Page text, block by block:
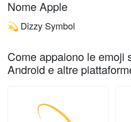
Nome Apple
💫 Dizzy Symbol
Come appaiono le emoji
Android e altre